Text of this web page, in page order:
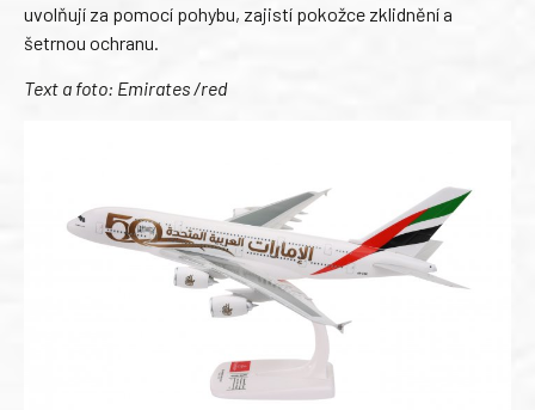
uvolňují za pomocí pohybu, zajistí pokožce zklidnění a
šetrnou ochranu.
Text a foto: Emirates /red